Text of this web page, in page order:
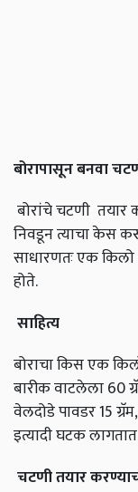
बोरापासून बनवा
बोरांचे चटणी तयार
निवडून त्याचा केस
साधारणतः एक
होते.
साहित्य
बोराचा किस एक
बारीक वाटलेला 60
वेलदोडे पावडर 15
इत्यादी घटक
चटणी तयार